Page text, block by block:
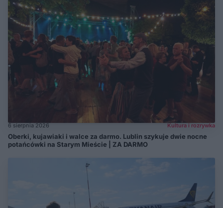
6 sierpnia 2026 Kultura i rozrywka
Oberki, kujawiaki i walce za darmo. Lublin szykuje dwie nocne
potańcówki na Starym Mieście | ZA DARMO